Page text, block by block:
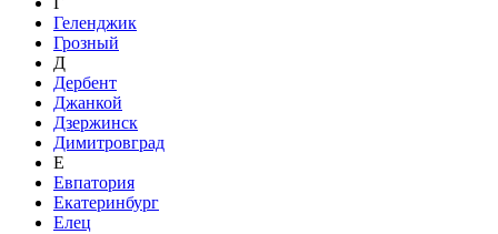
Геленджик
Грозный
Д
Дербент
Джанкой
Дзержинск
Димитровград
Е
Евпатория
Екатеринбург
Елец